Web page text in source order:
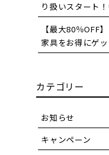
り扱いスタート
【最大80％OFF
家具をお得にゲ
カテゴリー
お知らせ
キャンペーン